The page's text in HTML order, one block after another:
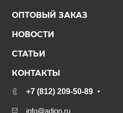
ОПТОВЫЙ ЗАКАЗ
НОВОСТИ
СТАТЬИ
КОНТАКТЫ
+7 (812) 209-50-89
info@adion.ru